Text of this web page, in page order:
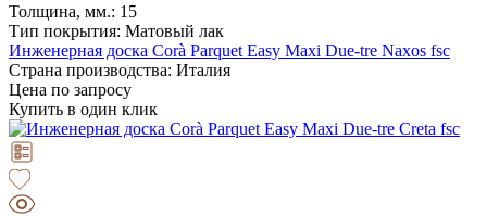
Толщина, мм.: 15
Тип покрытия: Матовый лак
Инженерная доска Corà Parquet Easy Maxi Due-tre Naxos fsc
Страна производства: Италия
Цена по запросу
Купить в один клик